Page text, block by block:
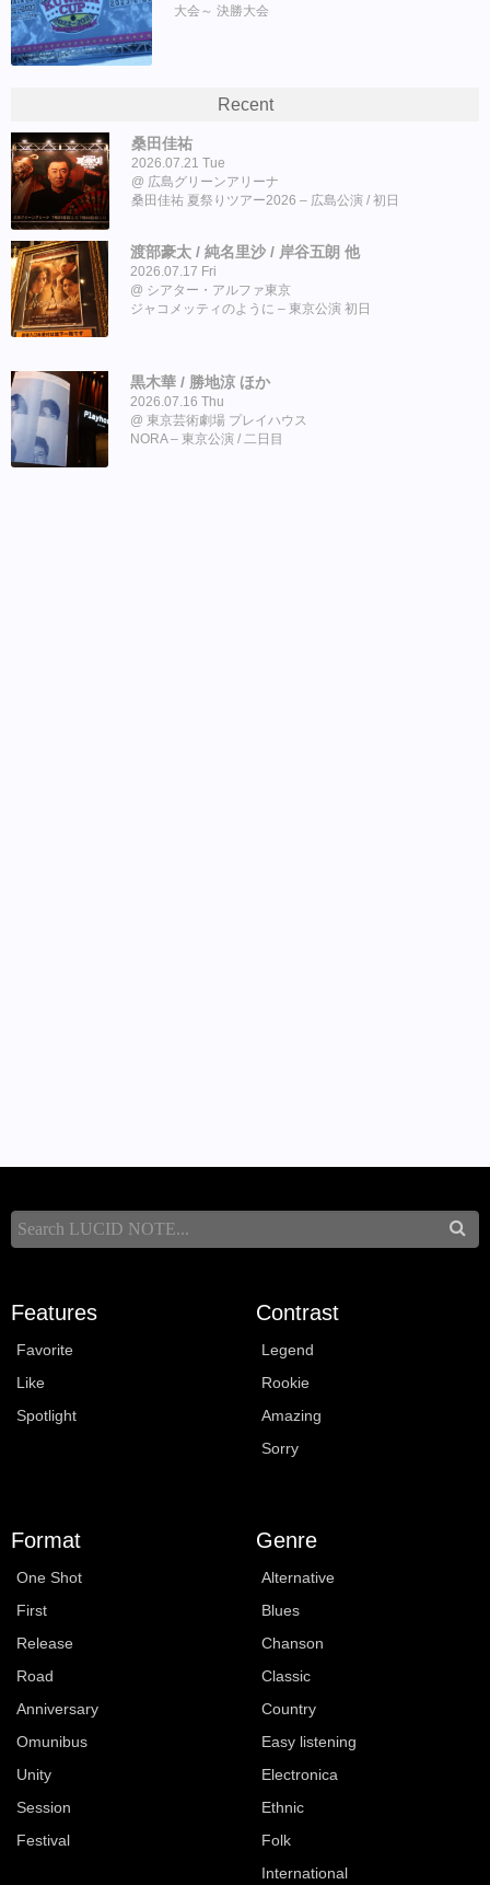
大会～ 決勝大会
Recent
桑田佳祐
2026.07.21 Tue
広島グリーンアリーナ
桑田佳祐 夏祭りツアー2026 – 広島公演 / 初日
渡部豪太 / 純名里沙 / 岸谷五朗 他
2026.07.17 Fri
シアター・アルファ東京
ジャコメッティのように – 東京公演 初日
黒木華 / 勝地涼 ほか
2026.07.16 Thu
東京芸術劇場 プレイハウス
NORA – 東京公演 / 二日目
Features
Favorite
Like
Spotlight
Contrast
Legend
Rookie
Amazing
Sorry
Format
One Shot
First
Release
Road
Anniversary
Omunibus
Unity
Session
Festival
Genre
Alternative
Blues
Chanson
Classic
Country
Easy listening
Electronica
Ethnic
Folk
International